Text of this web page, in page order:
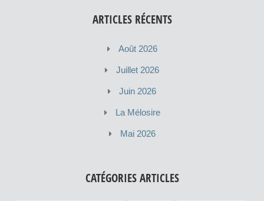
ARTICLES RÉCENTS
Août 2026
Juillet 2026
Juin 2026
La Mélosire
Mai 2026
CATÉGORIES ARTICLES